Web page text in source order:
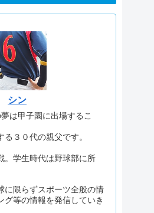
シン
は甲子園に出場するこ
３０代の親父です。
。学生時代は野球部に所
に限らずスポーツ全般の情
グ等の情報を発信していき